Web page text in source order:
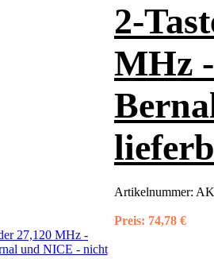
2-
MHz
Artikelnummer:
Preis: 74,78 €